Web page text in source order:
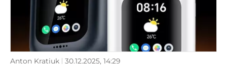
Anton Kratiuk 30.12.2025, 14:29